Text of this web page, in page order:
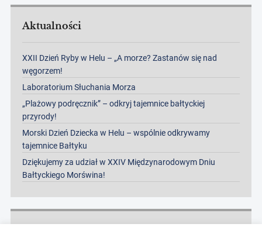
Aktualności
XXII Dzień Ryby w Helu – „A morze? Zastanów się nad
węgorzem!
Laboratorium Słuchania Morza
„Plażowy podręcznik” – odkryj tajemnice bałtyckiej
przyrody!
Morski Dzień Dziecka w Helu – wspólnie odkrywamy
tajemnice Bałtyku
Dziękujemy za udział w XXIV Międzynarodowym Dniu
Bałtyckiego Morświna!